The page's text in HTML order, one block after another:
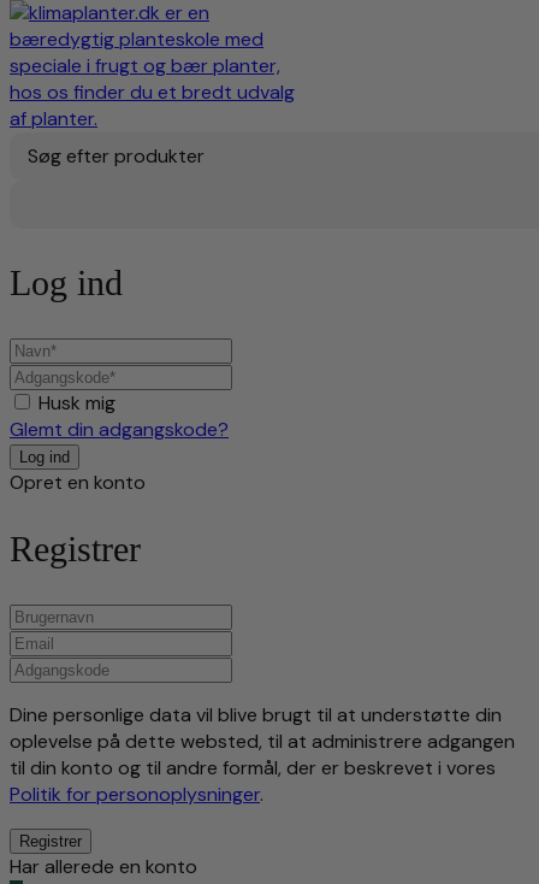
Søg efter produkter
Log ind
Husk mig
Glemt din adgangskode?
Opret en konto
Registrer
Dine personlige data vil blive brugt til at understøtte din
oplevelse på dette websted, til at administrere adgangen
til din konto og til andre formål, der er beskrevet i vores
Politik for personoplysninger.
Har allerede en konto